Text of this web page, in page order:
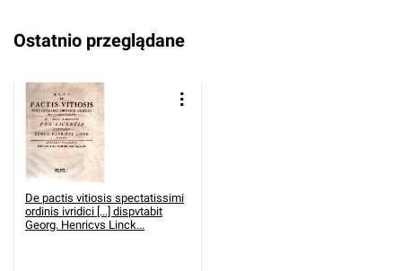
Ostatnio przeglądane
De pactis vitiosis spectatissimi
ordinis ivridici [...] dispvtabit
Georg. Henricvs Linck...